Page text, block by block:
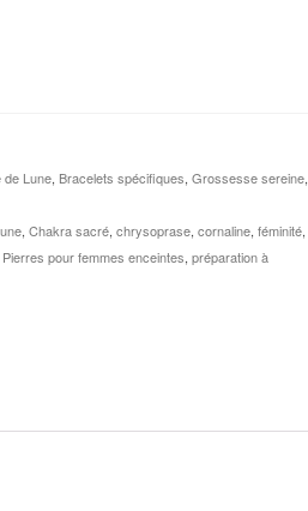
de Lune, Bracelets spécifiques,Grossesse sereine,
,Chakra sacré,chrysoprase,cornaline,féminité,
Pierres pour femmes enceintes,préparation à